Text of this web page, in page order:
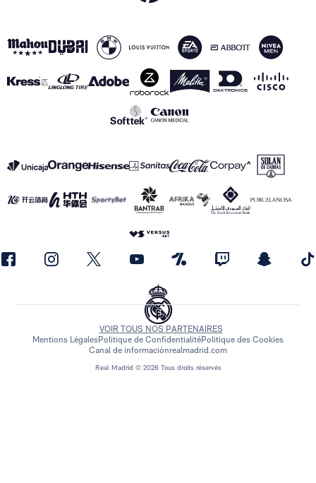
Real Madrid © 2026 Tous droits réservés
VOIR TOUS NOS PARTENAIRES
Mentions LégalesPolitique de ConfidentialitéPolitique des Cookies
Canal de informaciónrealmadrid.com